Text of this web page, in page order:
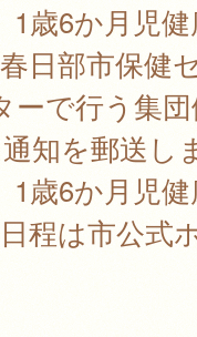
1歳6か月児
日部市保健
ーで行う集
知を郵送し
1歳6か月児
程は市公式